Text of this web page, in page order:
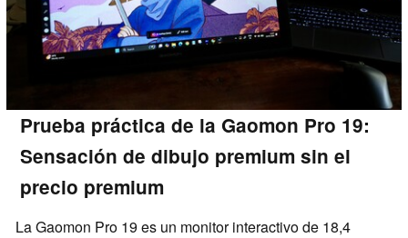
Prueba práctica de la Gaomon Pro 19:
Sensación de dibujo premium sin el
precio premium
La Gaomon Pro 19 es un monitor interactivo de 18,4